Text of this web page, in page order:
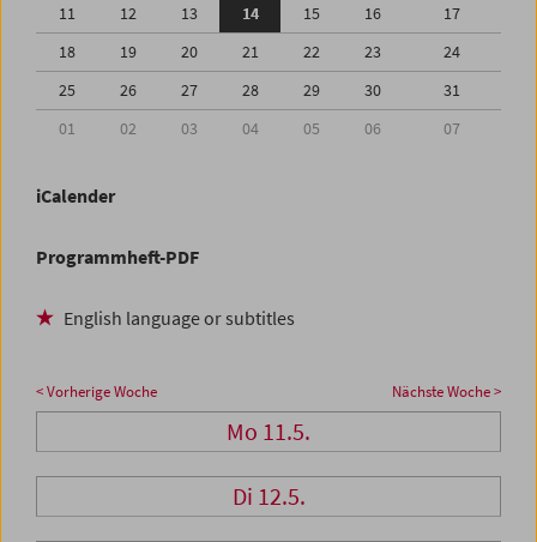
11
12 13 14 15 16
17
18
19 20 21 22 23
24
25
26 27 28 29 30
31
01
02 03 04 05 06 07
iCalender
Programmheft-PDF
English language or subtitles
< Vorherige Woche Nächste Woche >
Mo 11.5.
Di 12.5.